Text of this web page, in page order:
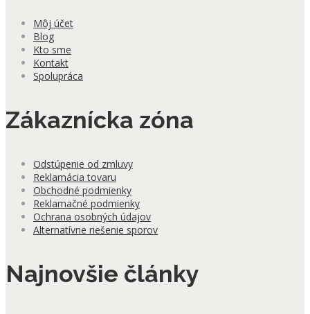
Môj účet
Blog
Kto sme
Kontakt
Spolupráca
Zákaznícka zóna
Odstúpenie od zmluvy
Reklamácia tovaru
Obchodné podmienky
Reklamačné podmienky
Ochrana osobných údajov
Alternatívne riešenie sporov
Najnovšie články